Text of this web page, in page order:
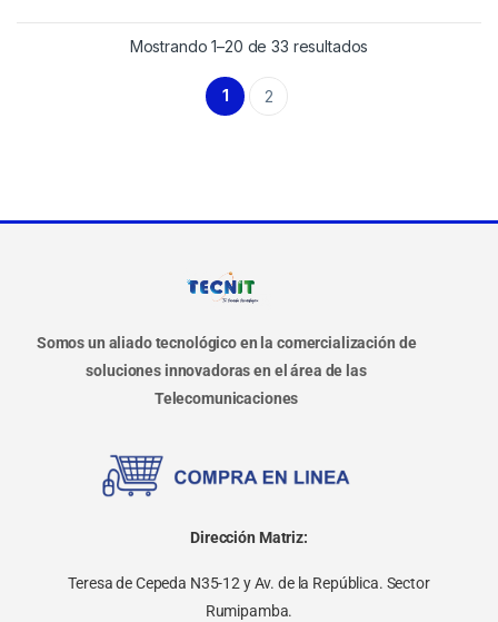
Mostrando 1–20 de 33 resultados
1 2
Somos un aliado tecnológico en la comercialización de
soluciones innovadoras en el área de las
Telecomunicaciones
Dirección Matriz:
Teresa de Cepeda N35-12 y Av. de la República. Sector
Rumipamba.